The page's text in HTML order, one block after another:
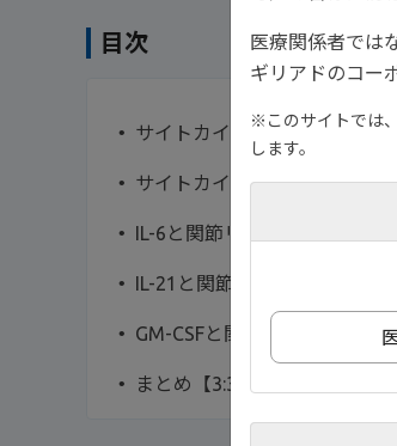
目次
サイトカイン【0:00】
サイトカインシグナル伝達 （
IL-6と関節リウマチ【2:10】
IL-21と関節リウマチ【2:55】
GM-CSFと関節リウマチ【
まとめ【3:38】
医療関係者では
ギリアドのコー
※このサイトでは
します。